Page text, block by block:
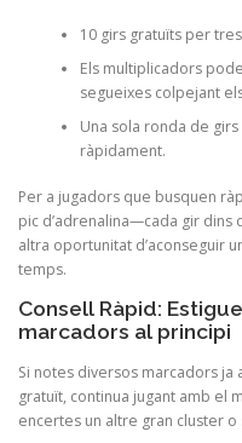
10 girs gratuïts per
Els multiplicadors
segueixes colpejant
Una sola ronda de
ràpidament.
Per a jugadors que busquen
pic d’adrenalina—cada gir
altra oportunitat d’aconseguir
temps.
Consell Ràpid:
marcadors al principi
Si notes diversos marcadors
gratuït, continua jugant amb el
encertes un altre gran cluster o